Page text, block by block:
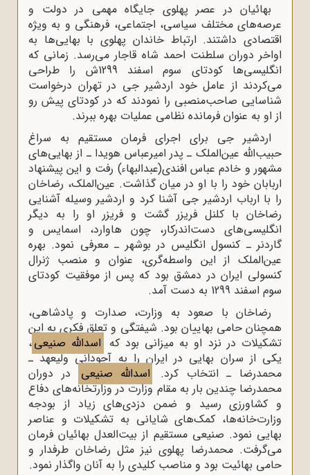
بهائیان در عصر پهلوی جایگاه مهمی در دولت و
عرصه‌‌های مختلف سیاسی، اجتماعی، فرهنگی و به‌ ویژه
اقتصادی داشتند. ارتباط خاندان پهلوی با بهایی‌ها به
اواخر دوران سلطنت احمد شاه قاجار می‌رسد. زمانی که
انگلیسی‌ها کودتای سوم اسفند 1299ش را طراحی
می‌کردند از عامل خود اردشیر جی در تهران درخواست
شناسایی صاحب‌منصبی را نمودند که در کودتای پیش ‌رو
از او به‌ عنوان فرمانده نظامی عملیات بهره ببرند.
اردشیر جی برای اجرای فرمان مستقیم به سراغ
حبیب‌الله عین‌الملک ـ پدر امیرعباس هویدا ـ از بهایی‌های
مشهور و خادم عباس افندی(عبدالبهاء) رفت و این پیشنهاد
اربابان خود را با او در میان گذاشت. عین‌الملک، رضاخان
را با ارباب اردشیر جی آشنا کرد و اردشیر وسیله آشنایی
رضاخان با کلنل فریزر گشت و فریزر او را به دیگر
انگلیسی‌‌های دست‌اندرکار، چون هاوارد، اسمایس و
گاردنر ـ کنسول انگلیس در بوشهر ـ معرفی نمود. بهره
عین‌الملک از این واسطه‌گری، عنوان و منصب ژنرال
کنسولی ایران در دمشق بود که پس از موفقیت کودتای
سوم اسفند 1299 به دست آمد.
رضاخان با صعود به وزارت، صدارت و پادشاهی،
همچنان حامی بهاییان بود. شیفتگی و تعلق فکری به این
تشکیلات در نزد او به میزانی بود که اسدالله صنیعی،
یکی از سران بهایی در ایران را به آجودانی ولیعهد ـ
محمدرضا ـ انتخاب کرد.
اسدالله صنیعی
در دوران
محمدرضا چندین بار به مقام وزارت در وزارتخانه‌های دفاع
و کشاورزی رسید و ضمن دزدی‌های زیاد از بودجه
وزارت‌خانه‌ها، کمک‌های شایانی به تشکیلات و عناصر
بهایی نمود. صنیعی مستقیم از بیت‌العدل بهائیان فرمان
می‌گرفت. محمدرضا پهلوی نیز مثل رضاخان طرفدار و
حامی بهائیت بود و مناصب کلیدی را به آنان واگذار نمود.